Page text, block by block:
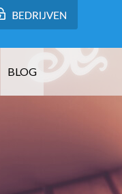
BLOG